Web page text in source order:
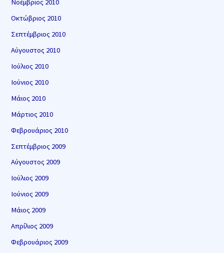
Νοέμβριος 2010
Οκτώβριος 2010
Σεπτέμβριος 2010
Αύγουστος 2010
Ιούλιος 2010
Ιούνιος 2010
Μάιος 2010
Μάρτιος 2010
Φεβρουάριος 2010
Σεπτέμβριος 2009
Αύγουστος 2009
Ιούλιος 2009
Ιούνιος 2009
Μάιος 2009
Απρίλιος 2009
Φεβρουάριος 2009